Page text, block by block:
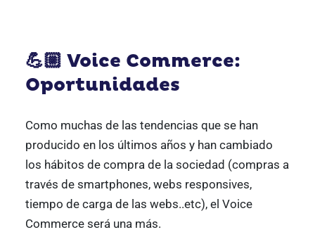
💪🏼 Voice Commerce:
Oportunidades
Como muchas de las tendencias que se han
producido en los últimos años y han cambiado
los hábitos de compra de la sociedad (compras a
través de smartphones, webs responsives,
tiempo de carga de las webs..etc), el Voice
Commerce será una más.